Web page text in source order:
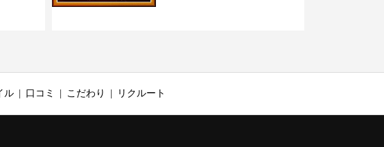
ル 口コミ こだわり リクルート